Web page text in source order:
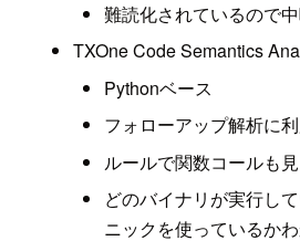
難読化されているので
TXOne Code Semantics
Pythonベース
フォローアップ解析に
ルールで関数コールも
どのバイナリが実行し
ニックを使っているか